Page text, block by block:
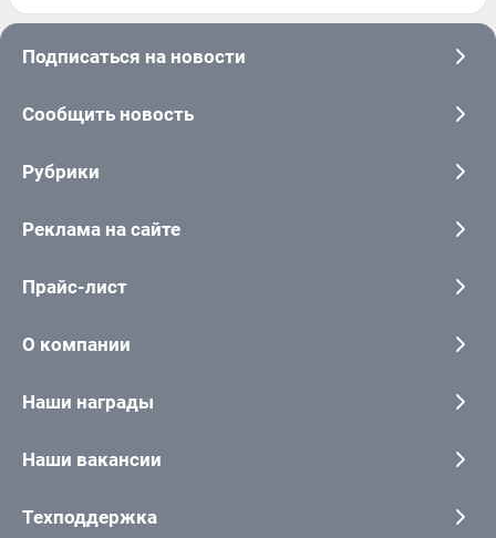
Подписаться на новости
Сообщить новость
Рубрики
Реклама на сайте
Прайс-лист
О компании
Наши награды
Наши вакансии
Техподдержка